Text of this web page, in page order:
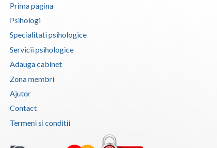
Prima pagina
Psihologi
Specialitati psihologice
Servicii psihologice
Adauga cabinet
Zona membri
Ajutor
Contact
Termeni si conditii